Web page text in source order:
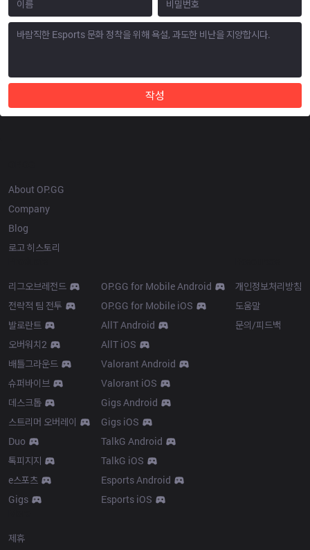
작성
About OP.GG
Company
Blog
로고 히스토리
리그오브레전드
전략적 팀 전투
발로란트
오버워치2
배틀그라운드
슈퍼바이브
데스크톱
스트리머 오버레이
Duo
톡피지지
e스포츠
Gigs
OP.GG for Mobile Android
OP.GG for Mobile iOS
AllT Android
AllT iOS
Valorant Android
Valorant iOS
Gigs Android
Gigs iOS
TalkG Android
TalkG iOS
Esports Android
Esports iOS
개인정보처리방침
도움말
문의/피드백
제휴